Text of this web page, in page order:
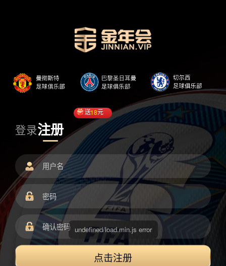
登录注册
送18元
点击注册